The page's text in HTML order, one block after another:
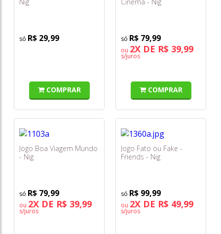
R$ 29,99
COMPRAR
R$ 79,99
ou 2X DE R$ 39,99
s/juros
COMPRAR
Jogo Boa Viagem Mundo
- Nig
R$ 79,99
ou 2X DE R$ 39,99
s/juros
Jogo Fato ou Fake -
Friends - Nig
R$ 99,99
ou 2X DE R$ 49,99
s/juros